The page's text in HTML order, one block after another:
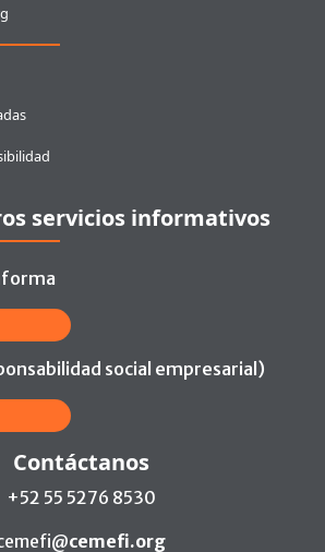
servicios informativos
social empresarial)
Contáctanos
+52 55 5276 8530
cemefi.org